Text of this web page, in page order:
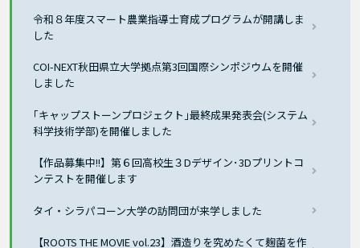
令和８年度スマート農業指導士育成プログラムが開講しま
した
COI-NEXT秋田県立大学拠点第3回国際シンポジウムを開催
しました
｢キャップストーンプロジェクト｣最終成果発表会(システム
科学技術学部)を開催しました
【作品募集中!!】第６回高校生３Dデザイン･3Dプリントコ
ンテストを開催します
タイ・シラパコーン大学の訪問団が来学しました
【ROOTS THE MOVIE vol.23】酒造りを究めたくて麹菌を作